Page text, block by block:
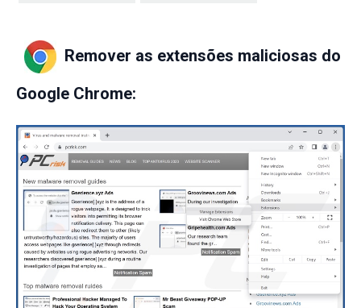
Remover as extensões maliciosas do
Google Chrome: